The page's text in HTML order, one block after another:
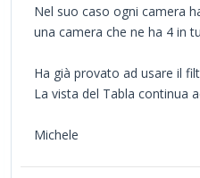
Nel suo caso ogni camera
una camera che ne ha 4 in
Ha già provato ad usare il
La vista del Tabla continua
Michele